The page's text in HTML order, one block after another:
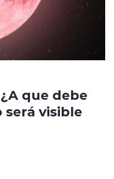
que debe
visible